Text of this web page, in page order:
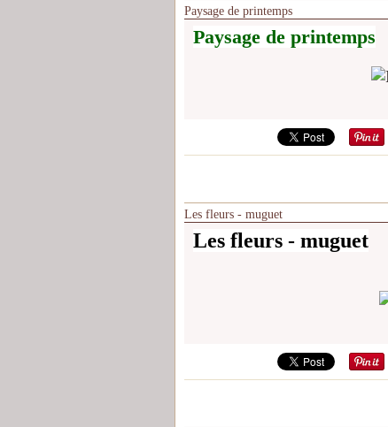
Paysage de printemps
Paysage de printemps
Les fleurs - muguet
Les fleurs - muguet